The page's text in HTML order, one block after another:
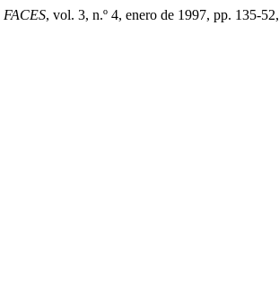
FACES, vol. 3, n.º 4, enero de 1997, pp. 135-52,